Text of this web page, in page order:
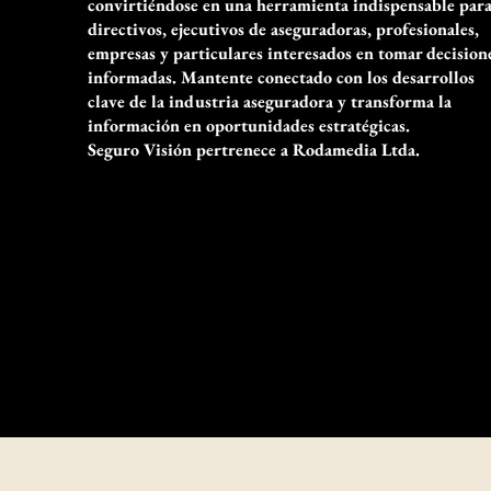
convirtiéndose en una herramienta indispensable para
directivos, ejecutivos de aseguradoras, profesionales,
empresas y particulares interesados en tomar
informadas. Mantente conectado con los desarrollos
clave de la industria aseguradora y transforma la
información en oportunidades estratégicas.
Seguro Visión pertrenece a Rodamedia Ltda.